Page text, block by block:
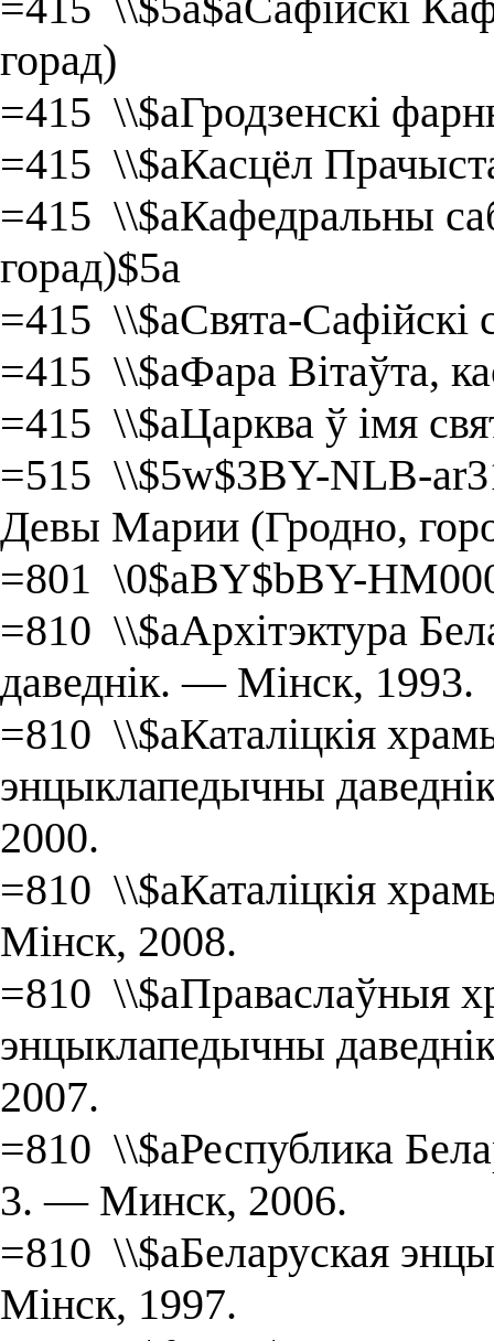
горад)
=415 \\$aГродзенскі
=415 \\$aКасцёл
=415 \\$aКафедральны
горад)$5a
=415 \\$aСвята-Сафійскі
=415 \\$aФара Вітаўта,
=415 \\$aЦарква ў імя
=515 \\$5w$3BY-NLB-
Девы Марии (Гродно,
=801 \0$aBY$bBY-
=810 \\$aАрхітэктура
даведнік. — Мінск, 1993.
=810 \\$aКаталіцкія
энцыклапедычны
2000.
=810 \\$aКаталіцкія
Мінск, 2008.
=810 \\$aПраваслаўныя
энцыклапедычны
2007.
=810 \\$aРеспублика
3. — Минск, 2006.
=810 \\$aБеларуская
Мінск, 1997.